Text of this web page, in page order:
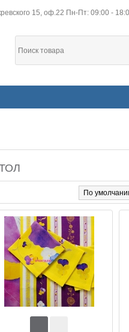
15, оф.22 Пн-Пт: 09:00